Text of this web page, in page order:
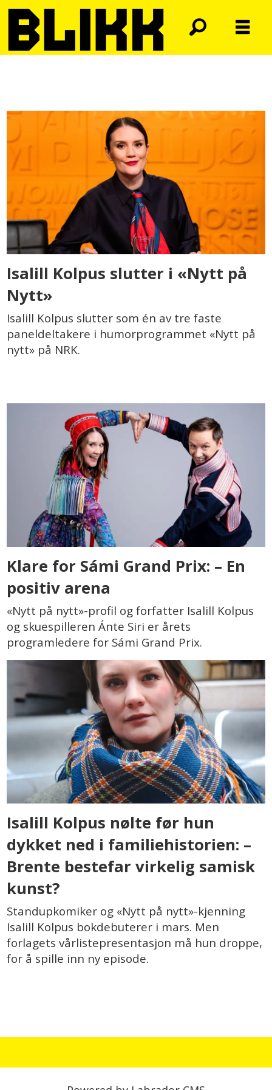
isalill
kolpus
Isalill Kolpus slutter i «Nytt på
Nytt»
Isalill Kolpus slutter som én av tre faste
paneldeltakere i humorprogrammet «Nytt på
nytt» på NRK.
Klare for Sámi Grand Prix: – En
positiv arena
«Nytt på nytt»-profil og forfatter Isalill Kolpus
og skuespilleren Ánte Siri er årets
programledere for Sámi Grand Prix.
Isalill Kolpus nølte før hun
dykket ned i familiehistorien: –
Brente bestefar virkelig samisk
kunst?
Standupkomiker og «Nytt på nytt»-kjenning
Isalill Kolpus bokdebuterer i mars. Men
forlagets vårlistepresentasjon må hun droppe,
for å spille inn ny episode.